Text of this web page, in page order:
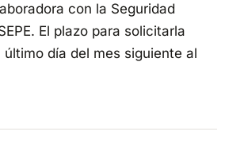
con la Seguridad
El plazo para solicitarla
último día del mes siguiente al